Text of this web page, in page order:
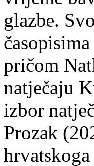
glazbe.
pričom
natječaju
izbor
Prozak